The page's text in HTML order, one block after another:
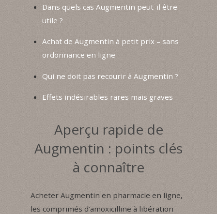
Dans quels cas Augmentin peut-il être
utile ?
Achat de Augmentin à petit prix – sans
ordonnance en ligne
Qui ne doit pas recourir à Augmentin ?
Effets indésirables rares mais graves
Aperçu rapide de
Augmentin : points clés
à connaître
Acheter Augmentin en pharmacie en ligne,
les comprimés d’amoxicilline à libération